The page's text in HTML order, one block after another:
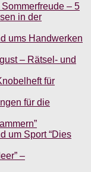
– 5
in der
ums Handwerken
– Rätsel- und
für
für die
um Sport “Dies
–